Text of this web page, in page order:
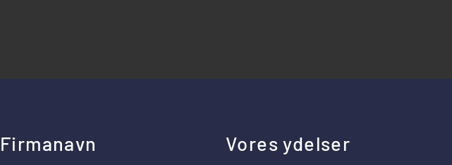
Firmanavn Vores ydelser